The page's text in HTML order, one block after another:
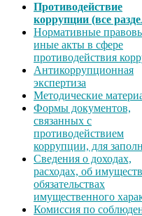
Противодействие
коррупции (все
Нормативные
иные акты в сфере
противодействия
Антикоррупционная
экспертиза
Методические
Формы документов,
связанных с
противодействием
коррупции, для
Сведения о доходах,
расходах, об
обязательствах
имущественного
Комиссия по